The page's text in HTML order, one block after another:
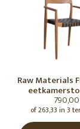
Raw Materials
armleuning -790,00
of 263,33 in 3